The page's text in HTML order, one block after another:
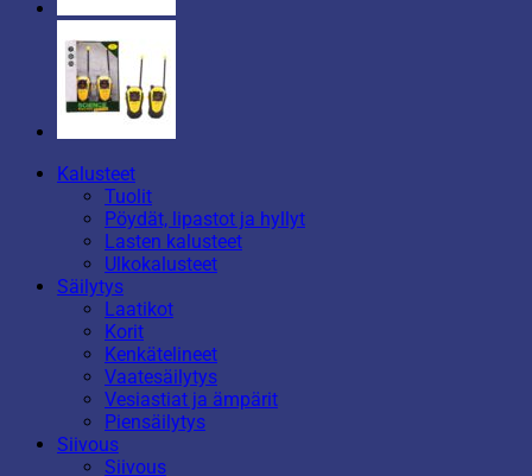
Kalusteet
Tuolit
Pöydät, lipastot ja hyllyt
Lasten kalusteet
Ulkokalusteet
Säilytys
Laatikot
Korit
Kenkätelineet
Vaatesäilytys
Vesiastiat ja ämpärit
Piensäilytys
Siivous
Siivous